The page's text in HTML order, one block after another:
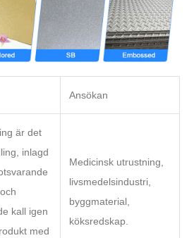
Ansökan
är det
inlagd
kall igen
med
Medicinsk utrustning,
livsmedelsindustri,
byggmaterial,
köksredskap.